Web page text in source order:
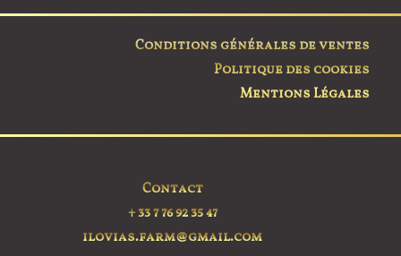
options
choisies
la
Conditions générales de ventes
Politique des cookies
Mentions Légales
Contact
+ 33 7 76 92 35 47
ilovias.farm@gmail.com